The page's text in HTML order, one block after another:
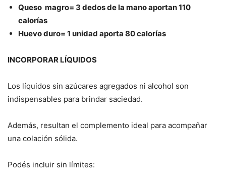
Queso magro= 3 dedos de la mano aportan 110
calorías
Huevo duro= 1 unidad aporta 80 calorías
INCORPORAR LÍQUIDOS
Los líquidos sin azúcares agregados ni alcohol son
indispensables para brindar saciedad.
Además, resultan el complemento ideal para acompañar
una colación sólida.
Podés incluir sin límites: